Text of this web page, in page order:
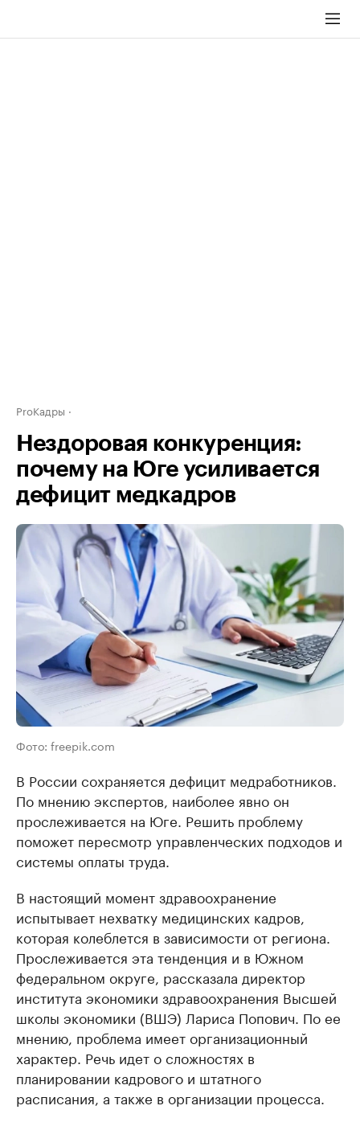
ProКадры
Нездоровая конкуренция:
почему на Юге усиливается
дефицит медкадров
Фото: freepik.com
В России сохраняется дефицит медработников.
По мнению экспертов, наиболее явно он
прослеживается на Юге. Решить проблему
поможет пересмотр управленческих подходов и
системы оплаты труда.
В настоящий момент здравоохранение
испытывает нехватку медицинских кадров,
которая колеблется в зависимости от региона.
Прослеживается эта тенденция и в Южном
федеральном округе, рассказала директор
института экономики здравоохранения Высшей
школы экономики (ВШЭ) Лариса Попович. По ее
мнению, проблема имеет организационный
характер. Речь идет о сложностях в
планировании кадрового и штатного
расписания, а также в организации процесса.